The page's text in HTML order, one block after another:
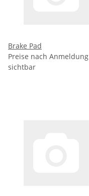
Brake Pad
Preise nach Anmeldung
sichtbar